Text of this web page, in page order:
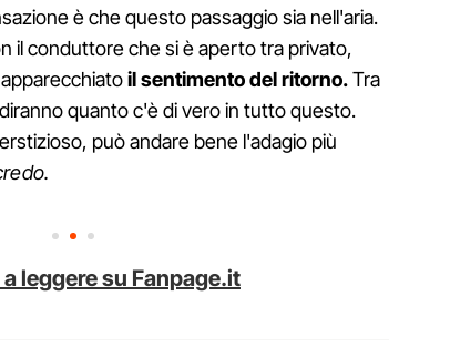
è che questo passaggio sia nell'aria.
il conduttore che si è aperto tra privato,
il sentimento del ritorno.Tra
quanto c'è di vero in tutto questo.
può andare bene l'adagio più
leggere su Fanpage.it